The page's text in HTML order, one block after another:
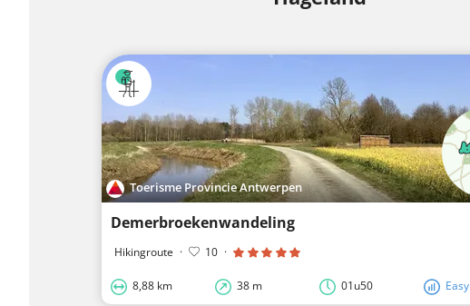
Toerisme Provincie Antwerpen
Demerbroekenwandeling
Hikingroute · 10 ·
8,88 km 38 m 01u50 Easy